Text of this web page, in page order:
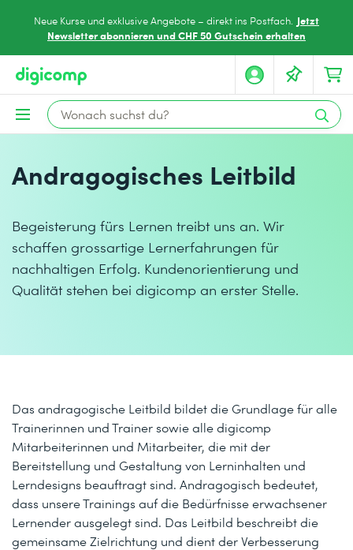
Neue Kurse und exklusive Angebote – direkt ins Postfach. Jetzt
Newsletter abonnieren und CHF 50 Gutschein erhalten
Andragogisches Leitbild
Begeisterung fürs Lernen treibt uns an. Wir
schaffen grossartige Lernerfahrungen für
nachhaltigen Erfolg. Kundenorientierung und
Qualität stehen bei digicomp an erster Stelle.
Das andragogische Leitbild bildet die Grundlage für alle
Trainerinnen und Trainer sowie alle digicomp
Mitarbeiterinnen und Mitarbeiter, die mit der
Bereitstellung und Gestaltung von Lerninhalten und
Lerndesigns beauftragt sind. Andragogisch bedeutet,
dass unsere Trainings auf die Bedürfnisse erwachsener
Lernender ausgelegt sind. Das Leitbild beschreibt die
gemeinsame Zielrichtung und dient der Verbesserung